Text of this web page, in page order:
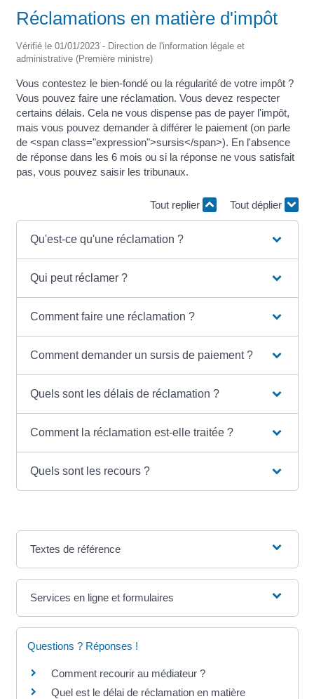
Réclamations en matière d'impôt
Vérifié le 01/01/2023 - Direction de l'information légale et
administrative (Première ministre)
Vous contestez le bien-fondé ou la régularité de votre impôt ?
Vous pouvez faire une réclamation. Vous devez respecter
certains délais. Cela ne vous dispense pas de payer l'impôt,
mais vous pouvez demander à différer le paiement (on parle
de <span class="expression">sursis</span>). En l'absence
de réponse dans les 6 mois ou si la réponse ne vous satisfait
pas, vous pouvez saisir les tribunaux.
Tout replier Tout déplier
Qu'est-ce qu'une réclamation ?
Qui peut réclamer ?
Comment faire une réclamation ?
Comment demander un sursis de paiement ?
Quels sont les délais de réclamation ?
Comment la réclamation est-elle traitée ?
Quels sont les recours ?
Textes de référence
Services en ligne et formulaires
Questions ? Réponses !
Comment recourir au médiateur ?
Quel est le délai de réclamation en matière